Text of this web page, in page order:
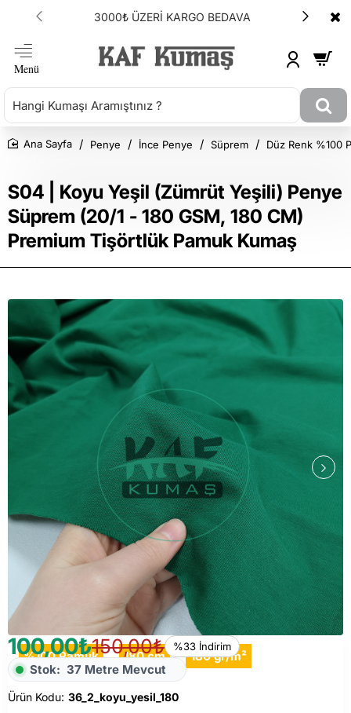
3000₺ ÜZERİ KARGO BEDAVA
S04 | Koyu Yeşil (Zümrüt Yeşili) Penye
Süprem (20/1 - 180 GSM, 180 CM)
Premium Tişörtlük Pamuk Kumaş
Penye İnce Penye Süprem Düz Renk %100
%100 Pamuk 180 cm 180 gr/m²
100,00₺150,00₺ %33 İndirim
Stok: 37 Metre Mevcut
Ürün Kodu: 36_2_koyu_yesil_180